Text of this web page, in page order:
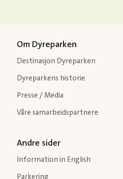
Om Dyreparken
Destinasjon Dyreparken
Dyreparkens historie
Presse / Media
Våre samarbeidspartnere
Andre sider
Information in English
Parkering